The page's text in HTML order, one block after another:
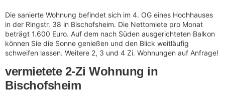
Die sanierte Wohnung befindet sich im 4. OG eines Hochhauses
in der Ringstr. 38 in Bischofsheim. Die Nettomiete pro Monat
beträgt 1.600 Euro. Auf dem nach Süden ausgerichteten Balkon
können Sie die Sonne genießen und den Blick weitläufig
schweifen lassen. Weitere 2, 3 und 4 Zi. Wohnungen auf Anfrage!
vermietete 2-Zi Wohnung in
Bischofsheim